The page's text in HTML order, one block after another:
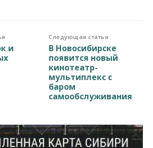
и
Следующая статья
В Новосибирске
появится новый
кинотеатр-
мультиплекс с
баром
самообслуживания